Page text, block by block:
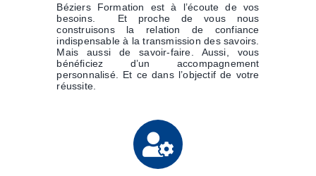
Béziers Formation est à l’écoute de vos
besoins. Et proche de vous nous
construisons la relation de confiance
indispensable à la transmission des savoirs.
Mais aussi de savoir-faire. Aussi, vous
bénéficiez d’un accompagnement
personnalisé. Et ce dans l’objectif de votre
réussite.